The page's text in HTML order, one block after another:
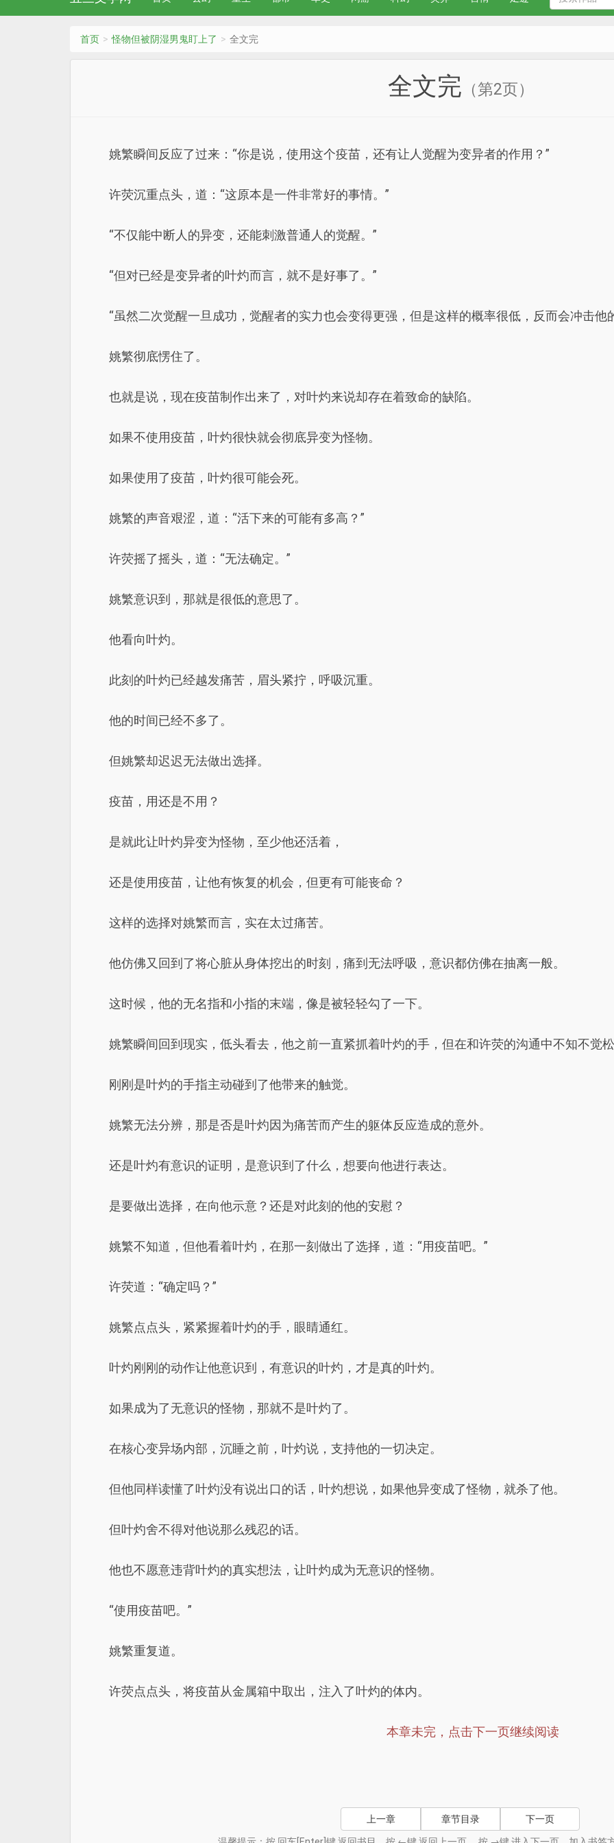
首页 怪物但被阴湿男鬼盯上了 全文完
全文完 （第2页）
姚繁瞬间反应了过来：“你是说，使用这个疫苗，还有让人觉醒为变异者的作用？”
许荧沉重点头，道：“这原本是一件非常好的事情。”
“不仅能中断人的异变，还能刺激普通人的觉醒。”
“但对已经是变异者的叶灼而言，就不是好事了。”
“虽然二次觉醒一旦成功，觉醒者的实力也会变得更强，但是这样的概率很低，反而会冲击他
姚繁彻底愣住了。
也就是说，现在疫苗制作出来了，对叶灼来说却存在着致命的缺陷。
如果不使用疫苗，叶灼很快就会彻底异变为怪物。
如果使用了疫苗，叶灼很可能会死。
姚繁的声音艰涩，道：“活下来的可能有多高？”
许荧摇了摇头，道：“无法确定。”
姚繁意识到，那就是很低的意思了。
他看向叶灼。
此刻的叶灼已经越发痛苦，眉头紧拧，呼吸沉重。
他的时间已经不多了。
但姚繁却迟迟无法做出选择。
疫苗，用还是不用？
是就此让叶灼异变为怪物，至少他还活着，
还是使用疫苗，让他有恢复的机会，但更有可能丧命？
这样的选择对姚繁而言，实在太过痛苦。
他仿佛又回到了将心脏从身体挖出的时刻，痛到无法呼吸，意识都仿佛在抽离一般。
这时候，他的无名指和小指的末端，像是被轻轻勾了一下。
姚繁瞬间回到现实，低头看去，他之前一直紧抓着叶灼的手，但在和许荧的沟通中不知不觉
刚刚是叶灼的手指主动碰到了他带来的触觉。
姚繁无法分辨，那是否是叶灼因为痛苦而产生的躯体反应造成的意外。
还是叶灼有意识的证明，是意识到了什么，想要向他进行表达。
是要做出选择，在向他示意？还是对此刻的他的安慰？
姚繁不知道，但他看着叶灼，在那一刻做出了选择，道：“用疫苗吧。”
许荧道：“确定吗？”
姚繁点点头，紧紧握着叶灼的手，眼睛通红。
叶灼刚刚的动作让他意识到，有意识的叶灼，才是真的叶灼。
如果成为了无意识的怪物，那就不是叶灼了。
在核心变异场内部，沉睡之前，叶灼说，支持他的一切决定。
但他同样读懂了叶灼没有说出口的话，叶灼想说，如果他异变成了怪物，就杀了他。
但叶灼舍不得对他说那么残忍的话。
他也不愿意违背叶灼的真实想法，让叶灼成为无意识的怪物。
“使用疫苗吧。”
姚繁重复道。
许荧点点头，将疫苗从金属箱中取出，注入了叶灼的体内。
本章未完，点击下一页继续阅读
上一章 章节目录 下一页